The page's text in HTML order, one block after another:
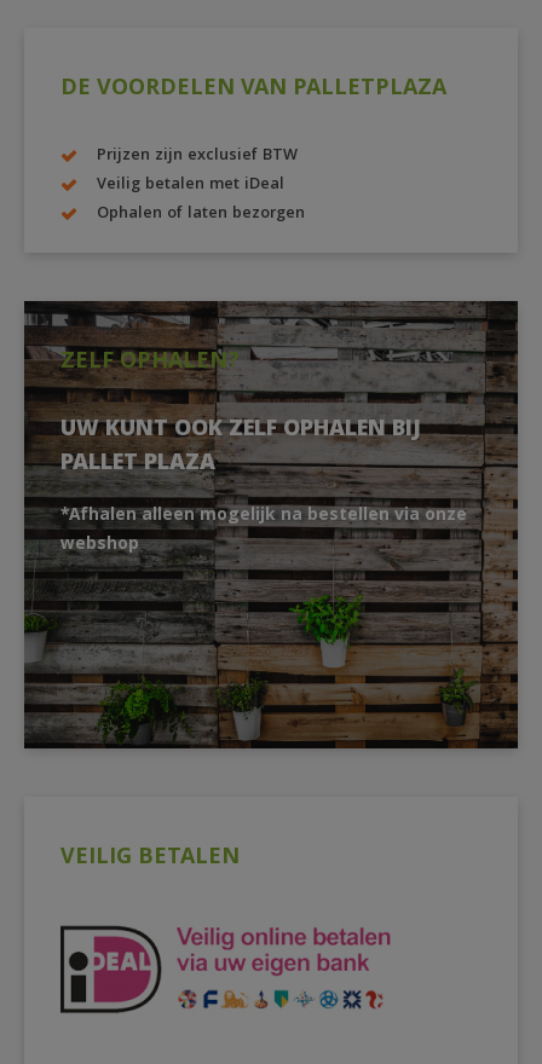
DE VOORDELEN VAN PALLETPLAZA
Prijzen zijn exclusief BTW
Veilig betalen met iDeal
Ophalen of laten bezorgen
ZELF OPHALEN?
UW KUNT OOK ZELF OPHALEN BIJ
PALLET PLAZA
*Afhalen alleen mogelijk na bestellen via onze
webshop
VEILIG BETALEN